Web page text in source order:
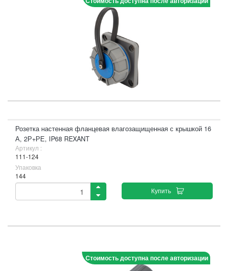
Розетка настенная фланцевая влагозащищенная с крышкой 16
А, 2Р+РЕ, IP68 REXANT
Артикул :
111-124
Упаковка
144
Купить
Стоимость доступна после авторизации